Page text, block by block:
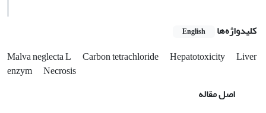
کلیدواژه‌ها English
Malva neglecta L Carbon tetrachloride Hepatotoxicity
Liver
enzym
Necrosis
اصل مقاله